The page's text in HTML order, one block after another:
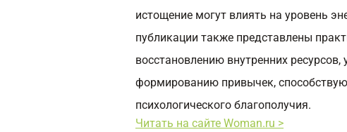
истощение могут влиять на уровень
публикации также представлены
восстановлению внутренних
формированию привычек,
психологического благополучия.
Читать на сайте Woman.ru >